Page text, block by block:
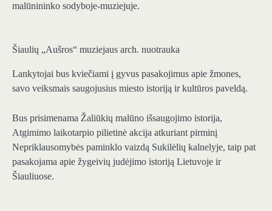
malūnininko sodyboje-muziejuje.
Šiaulių „Aušros“ muziejaus arch. nuotrauka
Lankytojai bus kviečiami į gyvus pasakojimus apie žmones,
savo veiksmais saugojusius miesto istoriją ir kultūros paveldą.
Bus prisimenama Žaliūkių malūno išsaugojimo istorija,
Atgimimo laikotarpio pilietinė akcija atkuriant pirminį
Nepriklausomybės paminklo vaizdą Sukilėlių kalnelyje, taip pat
pasakojama apie žygeivių judėjimo istoriją Lietuvoje ir
Šiauliuose.